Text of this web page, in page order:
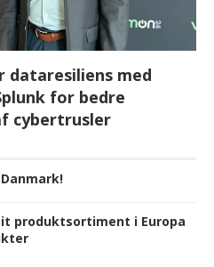
dataresiliens med
for bedre
cybertrusler
produktsortiment i Europa